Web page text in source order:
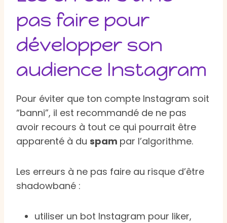
pas faire pour
développer son
audience Instagram
Pour éviter que ton compte Instagram soit
“banni”, il est recommandé de ne pas
avoir recours à tout ce qui pourrait être
apparenté à du spam par l’algorithme.
Les erreurs à ne pas faire au risque d’être
shadowbané :
utiliser un bot Instagram pour liker,